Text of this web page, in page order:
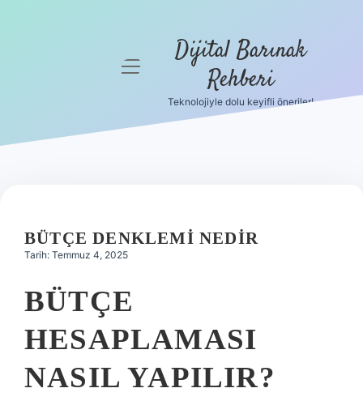
Hakkımızda
menüyü
Dijital Barınak
Rehberi
Teknolojiyle dolu keyifli öneriler!
BÜTÇE DENKLEMI NEDIR
Tarih: Temmuz 4, 2025
BÜTÇE
HESAPLAMASI
NASIL YAPILIR?